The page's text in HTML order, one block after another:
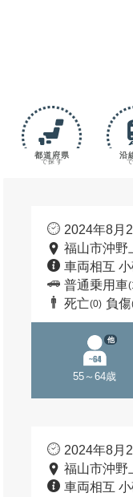
都道府県
で探す
沿
2024年8月
福山市沖野
車両相互
普通乗用車
死亡(0) 負傷
55～64歳
他
2024年8月
福山市沖野
車両相互